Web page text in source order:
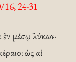
16, 24-31
μέσῳ λύκων·
ὡς αἱ